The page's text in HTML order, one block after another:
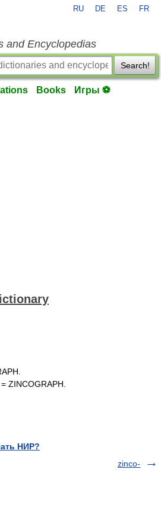
RU DE ES FR
and Encyclopedias
Search!
Books Игры ⚽
ZINCOGRAPH.
НИР?
zinco-